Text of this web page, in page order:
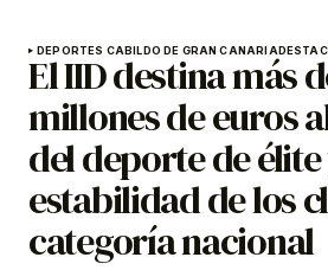
DEPORTES CABILDO DE GRAN CANARIA
El IID destina más
millones de euros
del deporte de élite
estabilidad de los
categoría nacional